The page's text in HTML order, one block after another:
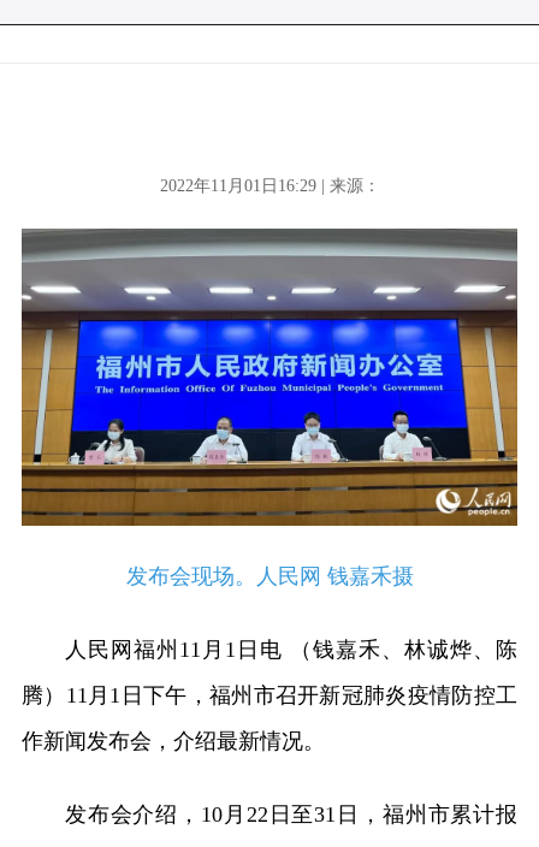
2022年11月01日16:29 | 来源：
发布会现场。人民网 钱嘉禾摄
人民网福州11月1日电 （钱嘉禾、林诚烨、陈
腾）11月1日下午，福州市召开新冠肺炎疫情防控工
作新闻发布会，介绍最新情况。
发布会介绍，10月22日至31日，福州市累计报